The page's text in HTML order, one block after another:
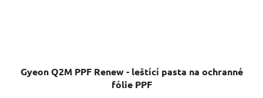
Gyeon Q2M PPF Renew - leštící pasta na ochranné
fólie PPF